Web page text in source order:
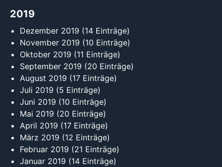
2019
Dezember 2019 (14 Einträge)
November 2019 (10 Einträge)
Oktober 2019 (11 Einträge)
September 2019 (20 Einträge)
August 2019 (17 Einträge)
Juli 2019 (5 Einträge)
Juni 2019 (10 Einträge)
Mai 2019 (20 Einträge)
April 2019 (17 Einträge)
März 2019 (12 Einträge)
Februar 2019 (21 Einträge)
Januar 2019 (14 Einträge)